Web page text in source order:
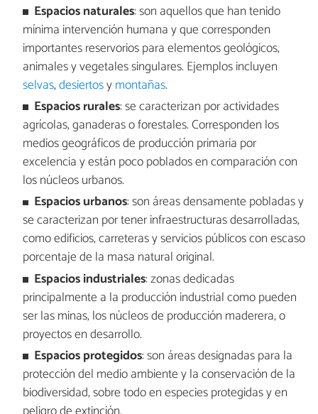
Espacios naturales: son aquellos que han tenido
mínima intervención humana y que corresponden
importantes reservorios para elementos geológicos,
animales y vegetales singulares. Ejemplos incluyen
selvas,desiertosymontañas.
Espacios rurales: se caracterizan por actividades
agrícolas, ganaderas o forestales. Corresponden los
medios geográficos de producción primaria por
excelencia y están poco poblados en comparación con
los núcleos urbanos.
Espacios urbanos: son áreas densamente pobladas y
se caracterizan por tener infraestructuras desarrolladas,
como edificios, carreteras y servicios públicos con escaso
porcentaje de la masa natural original.
Espacios industriales: zonas dedicadas
principalmente a la producción industrial como pueden
ser las minas, los núcleos de producción maderera, o
proyectos en desarrollo.
Espacios protegidos: son áreas designadas para la
protección del medio ambiente y la conservación de la
biodiversidad, sobre todo en especies protegidas y en